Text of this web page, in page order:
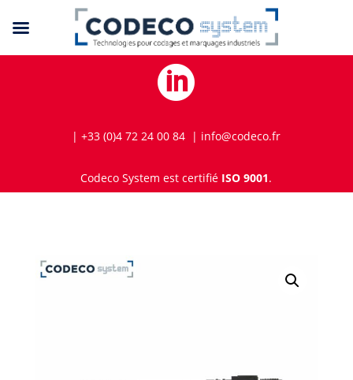

| +33 (0)4 72 24 00 84 | info@codeco.fr
Codeco System est certifié ISO 9001.